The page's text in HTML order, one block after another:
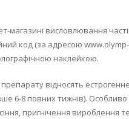
магазині висловлювання
код (за адресою
наклейкою.
відносять
8 повних тижнів). Особливо
пригнічення вироблення